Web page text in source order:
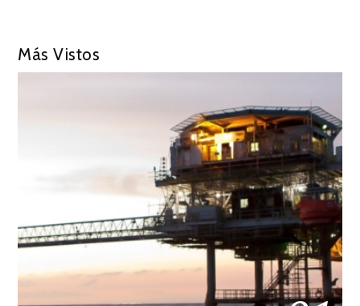
Más Vistos